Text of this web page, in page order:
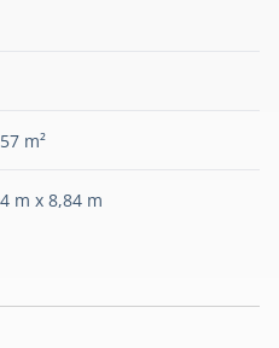
m²
m x 8,84 m